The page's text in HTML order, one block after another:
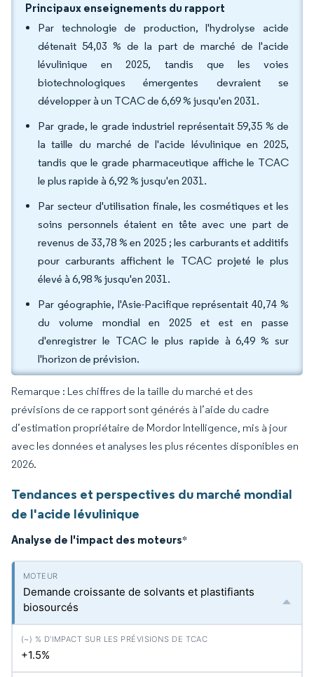
Principaux enseignements du rapport
Par technologie de production, l'hydrolyse acide
détenait 54,03 % de la part de marché de l'acide
lévulinique en 2025, tandis que les voies
biotechnologiques émergentes devraient se
développer à un TCAC de 6,69 % jusqu'en 2031.
Par grade, le grade industriel représentait 59,35 % de
la taille du marché de l'acide lévulinique en 2025,
tandis que le grade pharmaceutique affiche le TCAC
le plus rapide à 6,92 % jusqu'en 2031.
Par secteur d'utilisation finale, les cosmétiques et les
soins personnels étaient en tête avec une part de
revenus de 33,78 % en 2025 ; les carburants et additifs
pour carburants affichent le TCAC projeté le plus
élevé à 6,98 % jusqu'en 2031.
Par géographie, l'Asie-Pacifique représentait 40,74 %
du volume mondial en 2025 et est en passe
d'enregistrer le TCAC le plus rapide à 6,49 % sur
l'horizon de prévision.
Remarque : Les chiffres de la taille du marché et des
prévisions de ce rapport sont générés à l’aide du cadre
d’estimation propriétaire de Mordor Intelligence, mis à jour
avec les données et analyses les plus récentes disponibles en
2026.
Tendances et perspectives du marché mondial
de l'acide lévulinique
Analyse de l'impact des moteurs*
Demande croissante de solvants et plastifiants
biosourcés
+1.5%